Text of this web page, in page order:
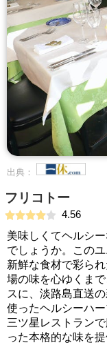
出典：
フリコトー
4.56
美味しくてヘルシ
でしょうか。この
新鮮な食材で彩ら
場の味を心ゆくま
スに、淡路島直送
使ったヘルシーハ
三ツ星レストラン
った本格的な味を